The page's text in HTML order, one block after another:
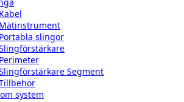
Kabel
Mätinstrument
Portabla slingor
Perimeter
Segment
system